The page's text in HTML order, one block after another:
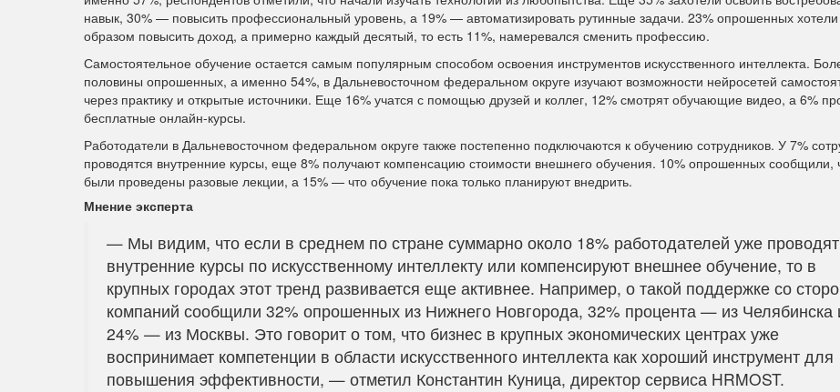
навык, 30% — повысить профессиональный уровень, а 19% — автоматизировать рутинные задачи. 23% опрошенных хотели
образом повысить доход, а примерно каждый десятый, то есть 11%, намеревался сменить профессию.
Самостоятельное обучение остается самым популярным способом освоения инструментов искусственного интеллекта.
половины опрошенных, а именно 54%, в Дальневосточном федеральном округе изучают возможности нейросетей
через практику и открытые источники. Еще 16% учатся с помощью друзей и коллег, 12% смотрят обучающие видео, а 6%
бесплатные онлайн-курсы.
Работодатели в Дальневосточном федеральном округе также постепенно подключаются к обучению сотрудников. У 7%
проводятся внутренние курсы, еще 8% получают компенсацию стоимости внешнего обучения. 10% опрошенных сообщили,
были проведены разовые лекции, а 15% — что обучение пока только планируют внедрить.
Мнение эксперта
— Мы видим, что если в среднем по стране суммарно около 18% работодателей уже проводят
внутренние курсы по искусственному интеллекту или компенсируют внешнее обучение, то в
крупных городах этот тренд развивается еще активнее. Например, о такой поддержке со
компаний сообщили 32% опрошенных из Нижнего Новгорода, 32% процента — из Челябинска
24% — из Москвы. Это говорит о том, что бизнес в крупных экономических центрах уже
воспринимает компетенции в области искусственного интеллекта как хороший инструмент для
повышения эффективности, — отметил Константин Куница, директор сервиса HRMOST.